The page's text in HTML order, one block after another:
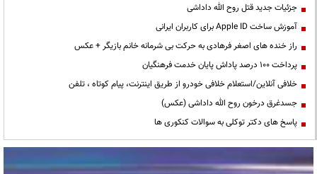
جزئیات جدید قتل روح الله داداشی
آموزش ساخت Apple ID برای کاربران ایرانی
راز خنده های اصغر فرهادی به حرکت بی شرمانه خانم بازیگر + عکس
پرداخت ۱۰۰ درصد پاداش پایان خدمت فرهنگیان
خلافی آنلاین/استعلام خلافی خودرو از طریق اینترنت، پیام کوتاه ، تلفن
جسدغرق درخون روح الله داداشی (عکس)
پاسخ های دکتر توکلی به سوالات کنکوری ها